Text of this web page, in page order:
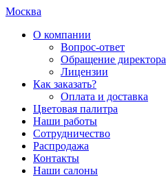
Москва
О компании
Вопрос-ответ
Обращение директора
Лицензии
Как заказать?
Оплата и доставка
Цветовая палитра
Наши работы
Сотрудничество
Распродажа
Контакты
Наши салоны